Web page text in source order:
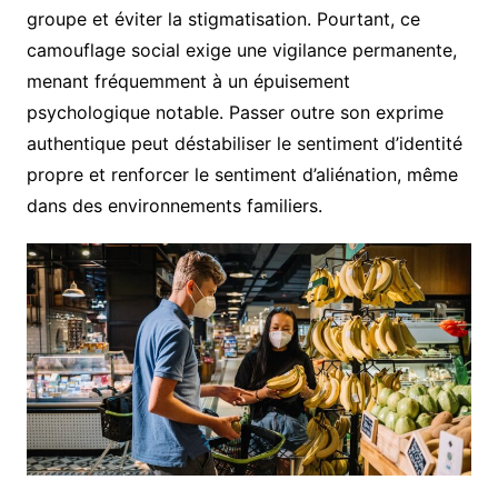
groupe et éviter la stigmatisation. Pourtant, ce
camouflage social exige une vigilance permanente,
menant fréquemment à un épuisement
psychologique notable. Passer outre son exprime
authentique peut déstabiliser le sentiment d’identité
propre et renforcer le sentiment d’aliénation, même
dans des environnements familiers.